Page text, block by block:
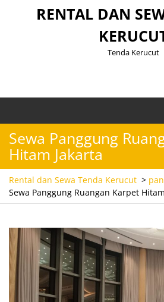
RENTAL DAN
Tenda Kerucut
Sewa Panggung
Hitam Jakarta
Rental dan Sewa Tenda Kerucut >
Sewa Panggung Ruangan Karpet